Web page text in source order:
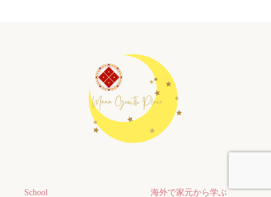
School 海外で家元から学ぶ